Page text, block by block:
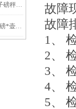
德宏100T地磅（楚雄隔爆电子磅秤）盐津防爆衡器）大理便携式轨道秤
襄垣电子秤维修*阳高50吨地磅*壶关汽车衡制造厂*沁源吊钩称维修
故障
故障
1、
2、
3、
4、
5、